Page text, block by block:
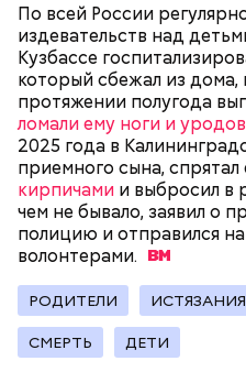
По всей России
издевательств над
Кузбассе
который сбежал из дома,
протяжении полугода
ломали ему ноги и
2025 года в
приемного сына, спрятал
кирпичами и выбросил в
чем не бывало, заявил о
полицию и отправился
волонтерами.
РОДИТЕЛИ ИСТЯЗАНИЯ
СМЕРТЬ ДЕТИ
Молодого человека
допросе он признался,
только отчима. Тогда
мотивом преступления
которая в случае их
Примечательно, что
уже нападали возле
неизвестный несколько
спортсмена из